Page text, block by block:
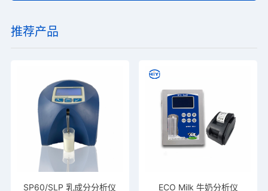
推荐产品
SP60/SLP 乳成分分析仪 ECO Milk 牛奶分析仪